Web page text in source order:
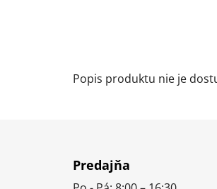
Popis produktu nie je
Predajňa